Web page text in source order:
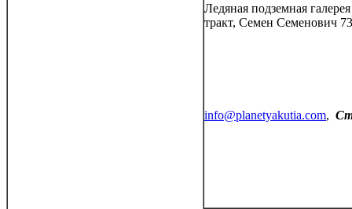
Ледяная подземная
тракт, Семен Семенович
info@planetyakutia.com,